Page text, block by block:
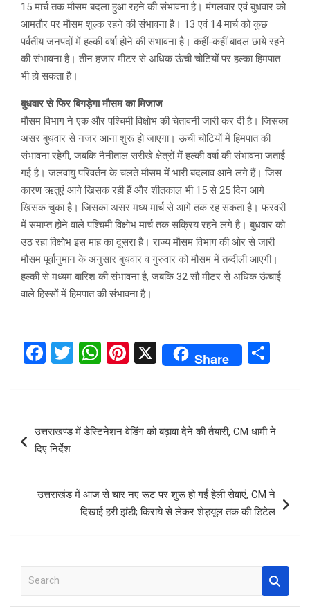
15 मार्च तक मौसम बदला हुआ रहने की संभावना है। मंगलवार एवं बुधवार को
आमतौर पर मौसम शुल्क रहने की संभावना है। 13 एवं 14 मार्च को कुछ
पर्वतीय जनपदों में हल्की वर्षा होने की संभावना है। कहीं-कहीं बादल छाये रहने
की संभावना है। तीन हजार मीटर से अधिक ऊंची चोटियों पर हल्का हिमपात
भी हो सकता है।
बुधवार से फिर बिगड़ेगा मौसम का मिजाज
मौसम विभाग ने एक और पश्चिमी विक्षोभ की चेतावनी जारी कर दी है। जिसका
असर बुधवार से नजर आना शुरू हो जाएगा। ऊंची चोटियों में हिमपात की
संभावना रहेगी, जबकि नैनीताल सरीखे क्षेत्रों में हल्की वर्षा की संभावना जताई
गई है। जलवायु परिवर्तन के चलते मौसम में भारी बदलाव आने लगे हैं। जिस
कारण ऋतुएं आगे खिसक रही हैं और शीतकाल भी 15 से 25 दिन आगे
खिसक चुका है। जिसका असर मध्य मार्च से आगे तक रह सकता है। फरवरी
में समाप्त होने वाले पश्चिमी विक्षोभ मार्च तक सक्रिय रहने लगे है। बुधवार को
उठ रहा विक्षोभ इस माह का दूसरा है। राज्य मौसम विभाग की ओर से जारी
मौसम पूर्वानुमान के अनुसार बुधवार व गुरुवार को मौसम में तब्दीली आएगी।
हल्की से मध्यम बारिश की संभावना है, जबकि 32 सौ मीटर से अधिक ऊंचाई
वाले हिस्सों में हिमपात की संभावना है।
F
ce
o
k
T
tt
er
W
at
s
A
p
Pi
er
es
t
X Share
ar
e
navigation
उत्तराखण्ड में डेस्टिनेशन वेडिंग को बढ़ावा देने की तैयारी, CM धामी ने
दिए निर्देश
उत्तराखंड में आज से चार नए रूट पर शुरू हो गईं हेली सेवाएं, CM ने
दिखाई हरी झंडी; किराये से लेकर शेड्यूल तक की डिटेल
a